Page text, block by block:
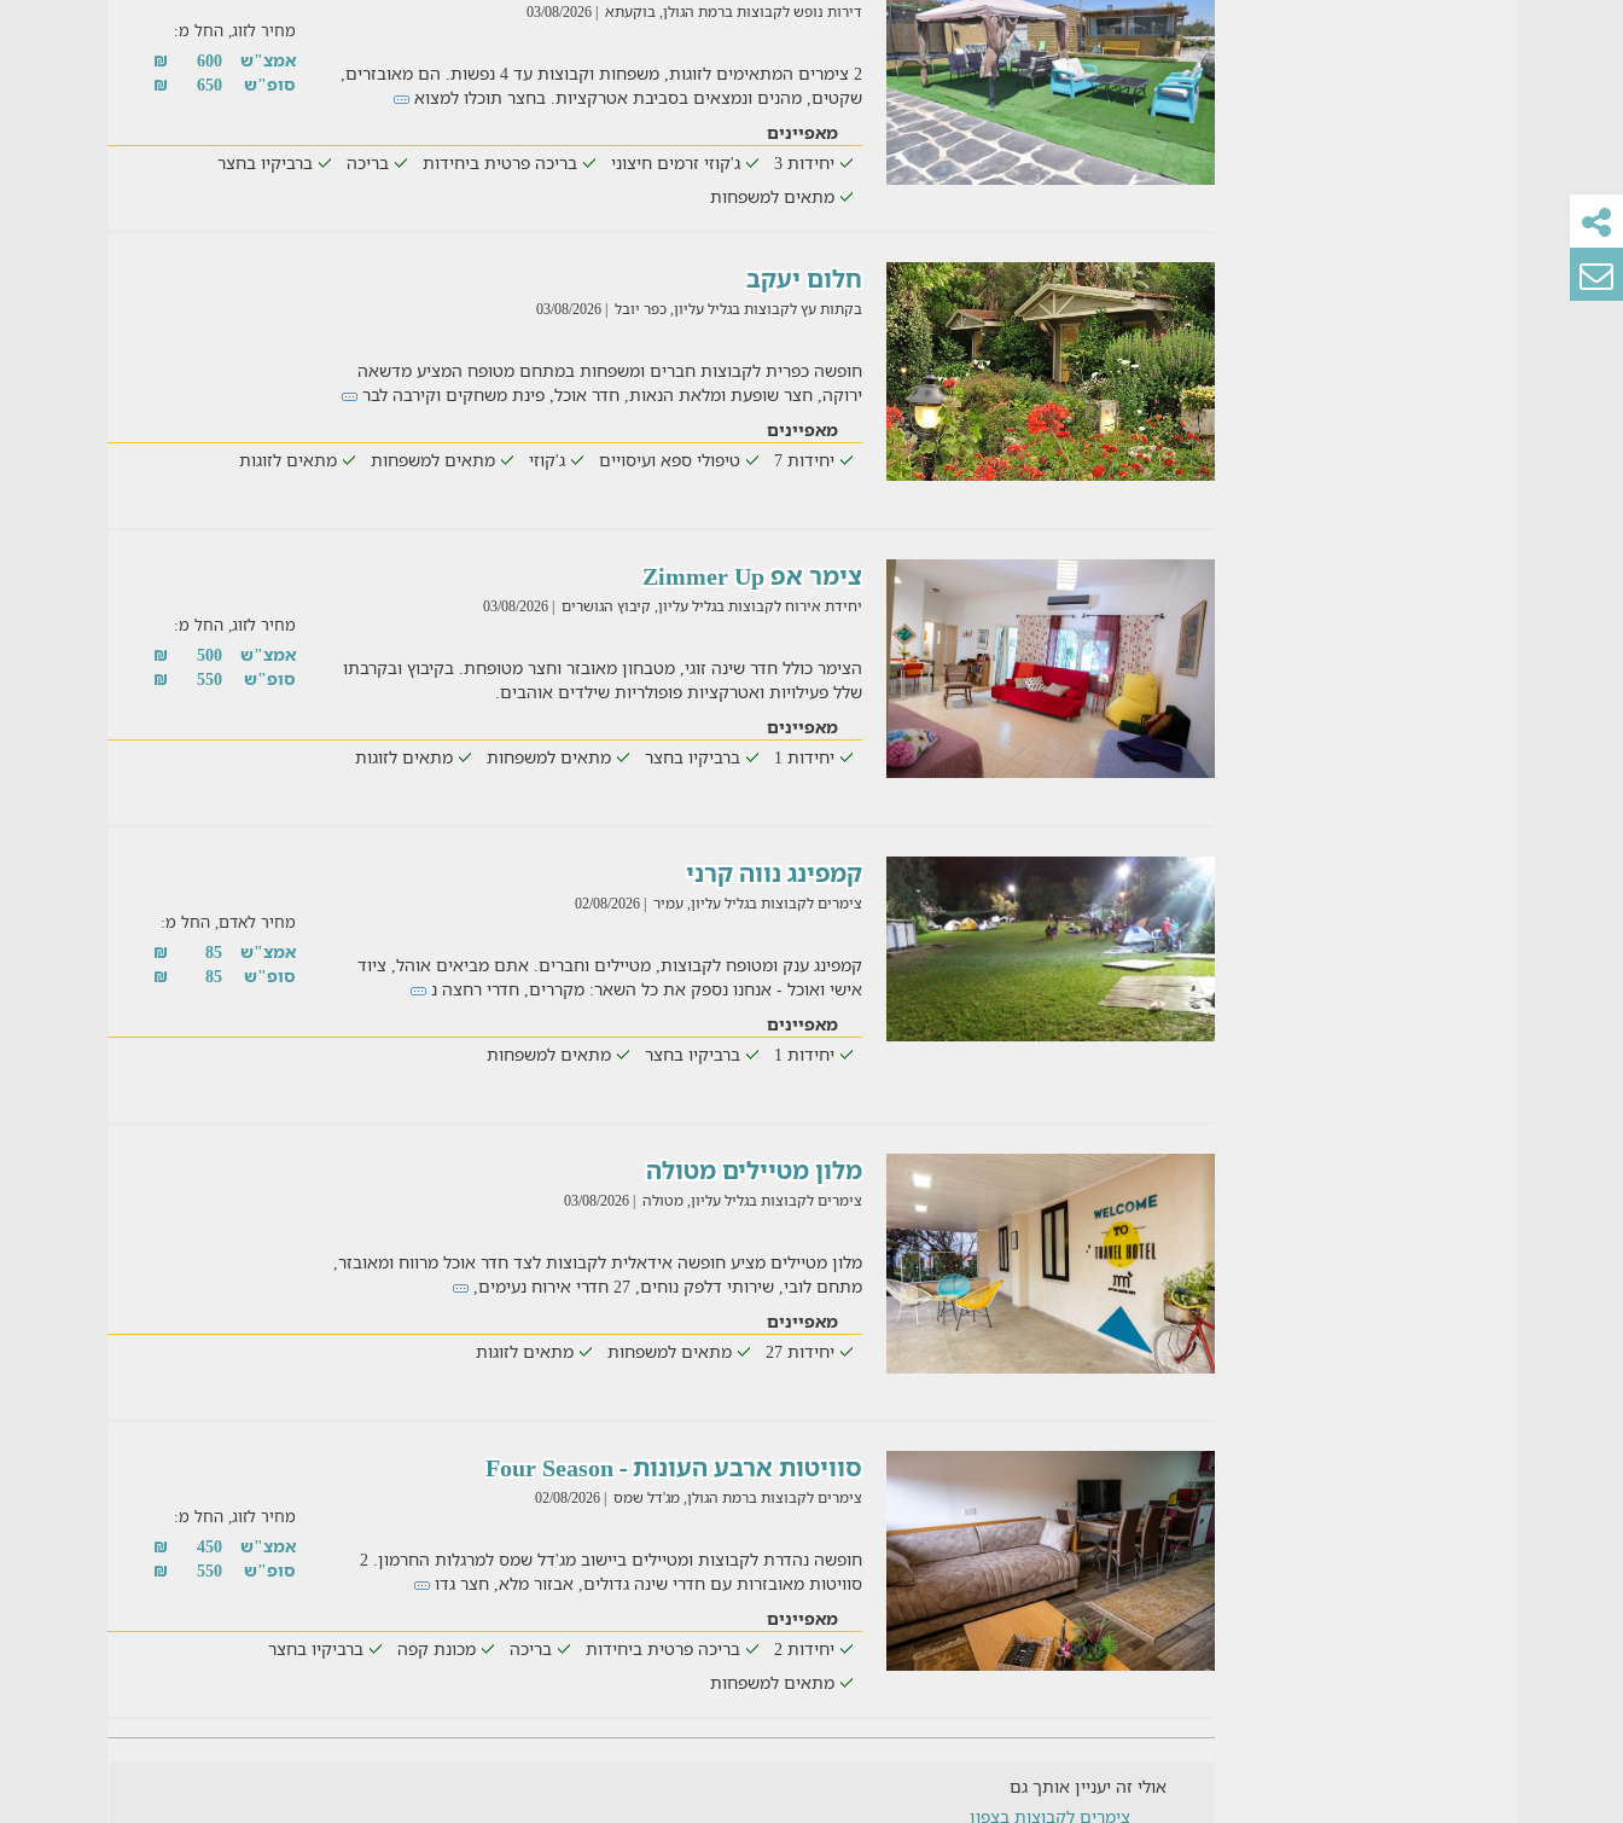
דירות נופש לקבוצות ברמת הגולן, בוקעתא | 03/08/2026
2 צימרים המתאימים לזוגות, משפחות וקבוצות עד 4 נפשות. הם מאובזרים,
שקטים, מהנים ונמצאים בסביבת אטרקציות. בחצר תוכלו למצוא
מחיר לזוג, החל מ:
אמצ"ש 600
₪
סופ"ש
650
₪
מאפיינים
יחידות 3
ג'קוזי זרמים חיצוני בריכה פרטית ביחידות בריכה
ברביקיו בחצר
מתאים למשפחות
חלום יעקב
בקתות עץ לקבוצות בגליל עליון, כפר יובל | 03/08/2026
חופשה כפרית לקבוצות חברים ומשפחות במתחם מטופח המציע מדשאה
ירוקה, חצר שופעת ומלאת הנאות, חדר אוכל, פינת משחקים וקירבה לבר
מאפיינים
יחידות 7
טיפולי ספא ועיסויים ג'קוזי מתאים למשפחות מתאים לזוגות
צימר אפ Zimmer Up
יחידת אירוח לקבוצות בגליל עליון, קיבוץ הגושרים | 03/08/2026
הצימר כולל חדר שינה זוגי, מטבחון מאובזר וחצר מטופחת. בקיבוץ ובקרבתו
שלל פעילויות ואטרקציות פופולריות שילדים אוהבים.
מחיר לזוג, החל מ:
אמצ"ש 500
₪
סופ"ש
550
₪
מאפיינים
יחידות 1
ברביקיו בחצר מתאים למשפחות מתאים לזוגות
קמפינג נווה קרני
צימרים לקבוצות בגליל עליון, עמיר | 02/08/2026
קמפינג ענק ומטופח לקבוצות, מטיילים וחברים. אתם מביאים אוהל, ציוד
אישי ואוכל - אנחנו נספק את כל השאר: מקררים, חדרי רחצה נ
מחיר לאדם, החל מ:
אמצ"ש 85
₪
סופ"ש
85
₪
מאפיינים
יחידות 1
ברביקיו בחצר מתאים למשפחות
מלון מטיילים מטולה
צימרים לקבוצות בגליל עליון, מטולה | 03/08/2026
מלון מטיילים מציע חופשה אידאלית לקבוצות לצד חדר אוכל מרווח ומאובזר,
מתחם לובי, שירותי דלפק נוחים, 27 חדרי אירוח נעימים,
מאפיינים
יחידות 27
מתאים למשפחות מתאים לזוגות
סוויטות ארבע העונות - Four Season
צימרים לקבוצות ברמת הגולן, מג'דל שמס | 02/08/2026
חופשה נהדרת לקבוצות ומטיילים ביישוב מג'דל שמס למרגלות החרמון. 2
סוויטות מאובזרות עם חדרי שינה גדולים, אבזור מלא, חצר גדו
מחיר לזוג, החל מ:
אמצ"ש 450
₪
סופ"ש
550
₪
מאפיינים
יחידות 2
בריכה פרטית ביחידות בריכה מכונת קפה
ברביקיו בחצר
מתאים למשפחות
אולי זה יעניין אותך גם
צימרים לקבוצות בצפון